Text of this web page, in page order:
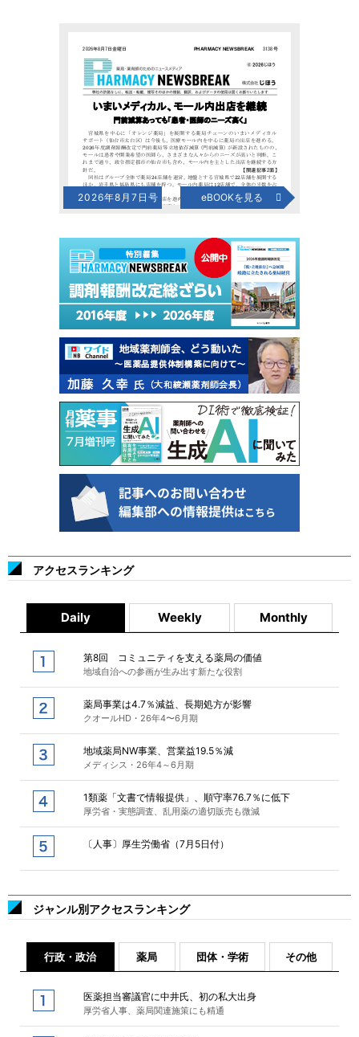
2026年8月7日号 eBOOKを見る
アクセスランキング
Daily Weekly Monthly
第8回 コミュニティを支える薬局の価値
地域自治への参画が生み出す新たな役割
薬局事業は4.7％減益、長期処方が影響
クオールHD・26年4〜6月期
地域薬局NW事業、営業益19.5％減
メディシス・26年4～6月期
1類薬「文書で情報提供」、順守率76.7％に低下
厚労省・実態調査、乱用薬の適切販売も微減
〔人事〕厚生労働省（7月5日付）
ジャンル別アクセスランキング
行政・政治 薬局 団体・学術 その他
医薬担当審議官に中井氏、初の私大出身
厚労省人事、薬局関連施策にも精通